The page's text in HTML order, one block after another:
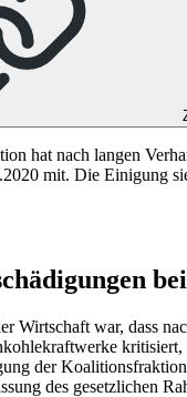
hat nach langen
mit. Die Einigung
Wirtschaft war, dass
der
des gesetzlichen